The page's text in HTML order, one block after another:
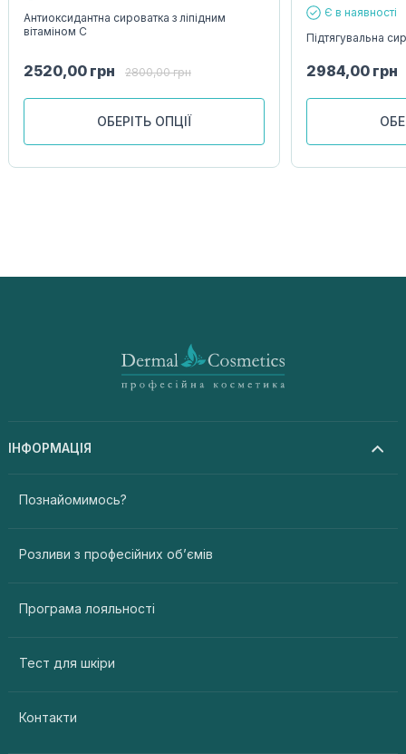
Антиоксидантна сироватка з ліпідним
вітаміном С
2520,00 грн 2800,00грн
ОБЕРІТЬ ОПЦІЇ
Є в наявності
Підтягувальна
2984,00 грн
ІНФОРМАЦІЯ
Познайомимось?
Розливи з професійних об’ємів
Програма лояльності
Тест для шкіри
Контакти